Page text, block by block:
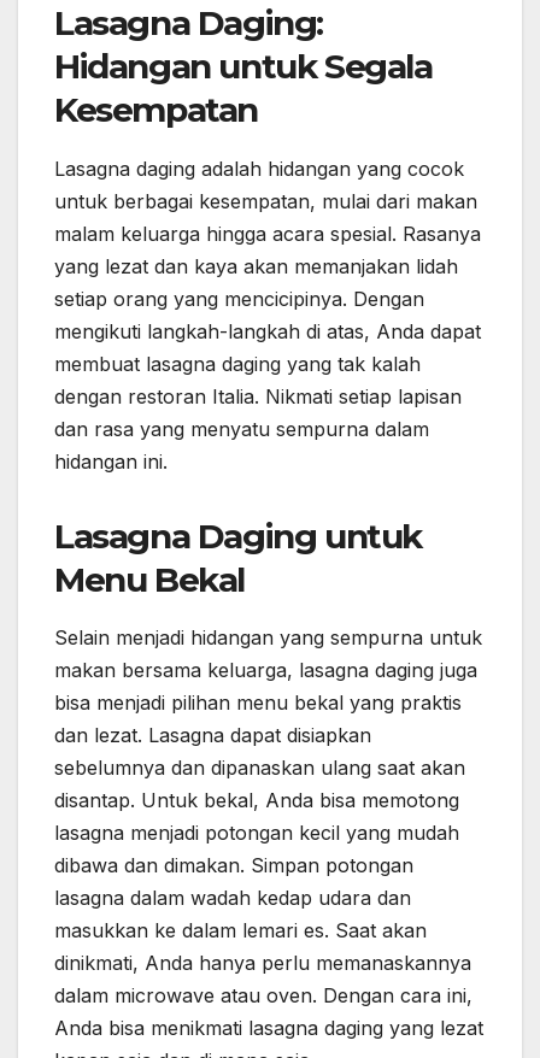
Lasagna Daging:
Hidangan untuk Segala
Kesempatan
Lasagna daging adalah hidangan yang cocok
untuk berbagai kesempatan, mulai dari makan
malam keluarga hingga acara spesial. Rasanya
yang lezat dan kaya akan memanjakan lidah
setiap orang yang mencicipinya. Dengan
mengikuti langkah-langkah di atas, Anda dapat
membuat lasagna daging yang tak kalah
dengan restoran Italia. Nikmati setiap lapisan
dan rasa yang menyatu sempurna dalam
hidangan ini.
Lasagna Daging untuk
Menu Bekal
Selain menjadi hidangan yang sempurna untuk
makan bersama keluarga, lasagna daging juga
bisa menjadi pilihan menu bekal yang praktis
dan lezat. Lasagna dapat disiapkan
sebelumnya dan dipanaskan ulang saat akan
disantap. Untuk bekal, Anda bisa memotong
lasagna menjadi potongan kecil yang mudah
dibawa dan dimakan. Simpan potongan
lasagna dalam wadah kedap udara dan
masukkan ke dalam lemari es. Saat akan
dinikmati, Anda hanya perlu memanaskannya
dalam microwave atau oven. Dengan cara ini,
Anda bisa menikmati lasagna daging yang lezat